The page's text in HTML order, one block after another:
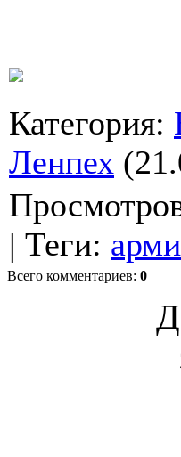
Категория:
Ленпех
| Теги:
Всего комментариев: 0